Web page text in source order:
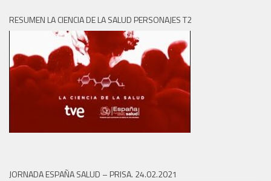
RESUMEN LA CIENCIA DE LA SALUD PERSONAJES T2
JORNADA ESPAÑA SALUD – PRISA. 24.02.2021